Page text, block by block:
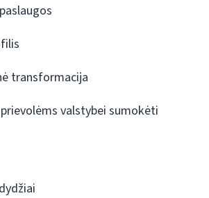
transformacija
valstybei sumokėti